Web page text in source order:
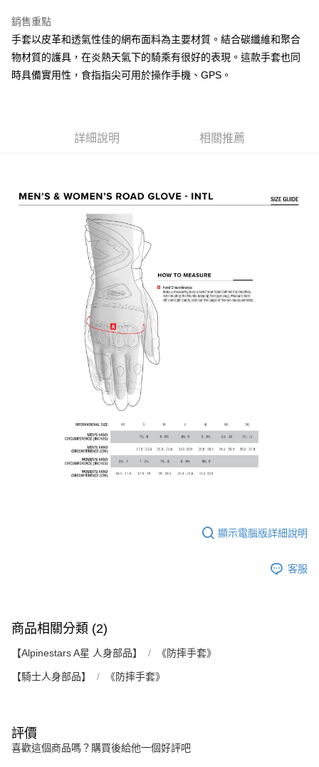
法說明評估內容。
【繳款方式說明】
1.分期款項不併入電信帳單，「大哥付你分期」於每月結算日後寄送繳費提
醒簡訊。
帳／街口支付／iPASS MONEY」等通路繳費。
用戶於交易時，得透過本服務購買商品或服務，並由商店將買賣／分期付款
買賣價金債權讓與本公司後，依約使用本公司帳單繳交帳款。
3.完整用戶服務條款，請詳閱以下連結：https://oppay.tw/userRule
３．安心：先確認商品／服務後，再付款。
【「AFTEE先享後付」結帳流程】
１．於結帳方式選擇「AFTEE先享後付」後，將跳轉至「AFTEE先享後付」
結帳頁面，進行簡訊認證並確認金額後，即可完成結帳。
購買商品的店家。未經商家同意取消之訂單仍視為有效，需透過AFTEE先享
１．透過由恩沛科技股份有限公司提供之「AFTEE先享後付」服務完成之交
易，需依本服務之必要範圍內提供個人資料，並將交易相關給付款項請求債
權轉讓予恩沛科技股份有限公司。
２．關於個人資料處理事宜，請瀏覽以下網址：
https://aftee.tw/terms/#terms3
３．未成年的使用者請事先徵得法定代理人或監護人之同意方可使用
「AFTEE先享後付」，若未經同意申辦者引起之損失，本公司不負相關責
４．使用「AFTEE先享後付」時，將依據個別帳號之用戶狀況，依本公司即
時審查核予不同之上限額度；若仍有額度不足之情形，本公司將視審查結果
請求用戶進行身份認證。
５．嚴禁一人註冊多個帳號或使用他人資訊註冊。若發現惡意使用之情形，
恩沛科技股份有限公司將有權停止該用戶之使用額度並採取法律行動。
全家取貨付款
每筆NT$80，滿NT$1,999(含以上)免運費
付款後全家取貨
每筆NT$80，滿NT$1,999(含以上)免運費
宅配
每筆NT$80，滿NT$1,999(含以上)免運費
銷售重點
手套以皮革和透氣性佳的網布面料為主要材質。結合碳纖維和聚合
物材質的護具，在炎熱天氣下的騎乘有很好的表現。這款手套也同
時具備實用性，食指指尖可用於操作手機、GPS。
詳細說明 相關推薦
顯示電腦版詳細說明
客服
商品相關分類 (2)
【Alpinestars A星 人身部品】 《防摔手套》
【騎士人身部品】 《防摔手套》
評價
喜歡這個商品嗎？購買後給他一個好評吧